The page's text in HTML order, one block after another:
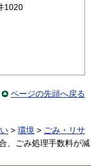
1020
ページの先頭へ戻る
> 環境 > ごみ・リサ
、ごみ処理手数料が減